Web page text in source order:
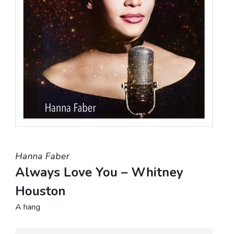
Hanna Faber
Always Love You – Whitney
Houston
A hang